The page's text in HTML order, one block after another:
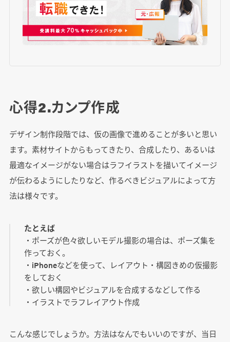
心得2.カンプ作成
デザイン制作段階では、仮の画像で進めることが多いと思い
ます。素材サイトからもってきたり、合成したり、あるいは
最適なイメージがない場合はラフイラストを描いてイメージ
が伝わるようにしたりなど、作るべきビジュアルによって方
法は様々です。
たとえば
・ポーズが色々欲しいモデル撮影の場合は、ポーズ集を
作っておく。
・iPhoneなどを使って、レイアウト・構図きめの仮撮影
をしておく
・欲しい構図やビジュアルを合成するなどして作る
・イラストでラフレイアウト作成
こんな感じでしょうか。方法はなんでもいいのですが、当日